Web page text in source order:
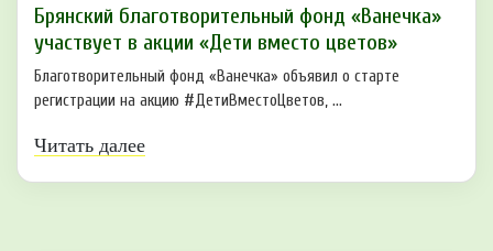
Брянский благотворительный фонд «Ванечка»
участвует в акции «Дети вместо цветов»
Благотворительный фонд «Ванечка» объявил о старте
регистрации на акцию #ДетиВместоЦветов, ...
Читать далее